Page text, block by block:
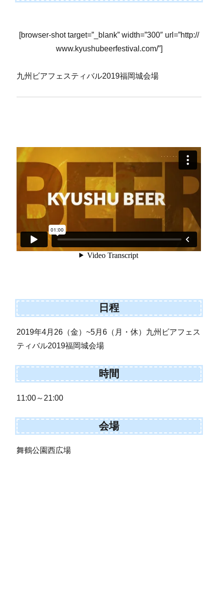
[browser-shot target=”_blank” width=”300″ url=”http://
www.kyushubeerfestival.com/”]
九州ビアフェスティバル2019福岡城会場
日程
2019年4月26（金）~5月6（月・休）九州ビアフェス
ティバル2019福岡城会場
時間
11:00～21:00
会場
舞鶴公園西広場